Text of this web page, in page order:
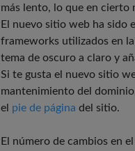
más lento, lo que en cierto
El nuevo sitio web ha sido
frameworks utilizados en
tema de oscuro a claro y
Si te gusta el nuevo sitio
mantenimiento del
el pie de página del sitio.
El número de cambios en